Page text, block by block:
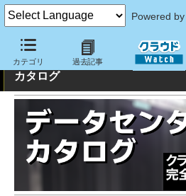
Powered by
カテゴリ 過去記事
クラウド&データセンター完全ガ
カタログ